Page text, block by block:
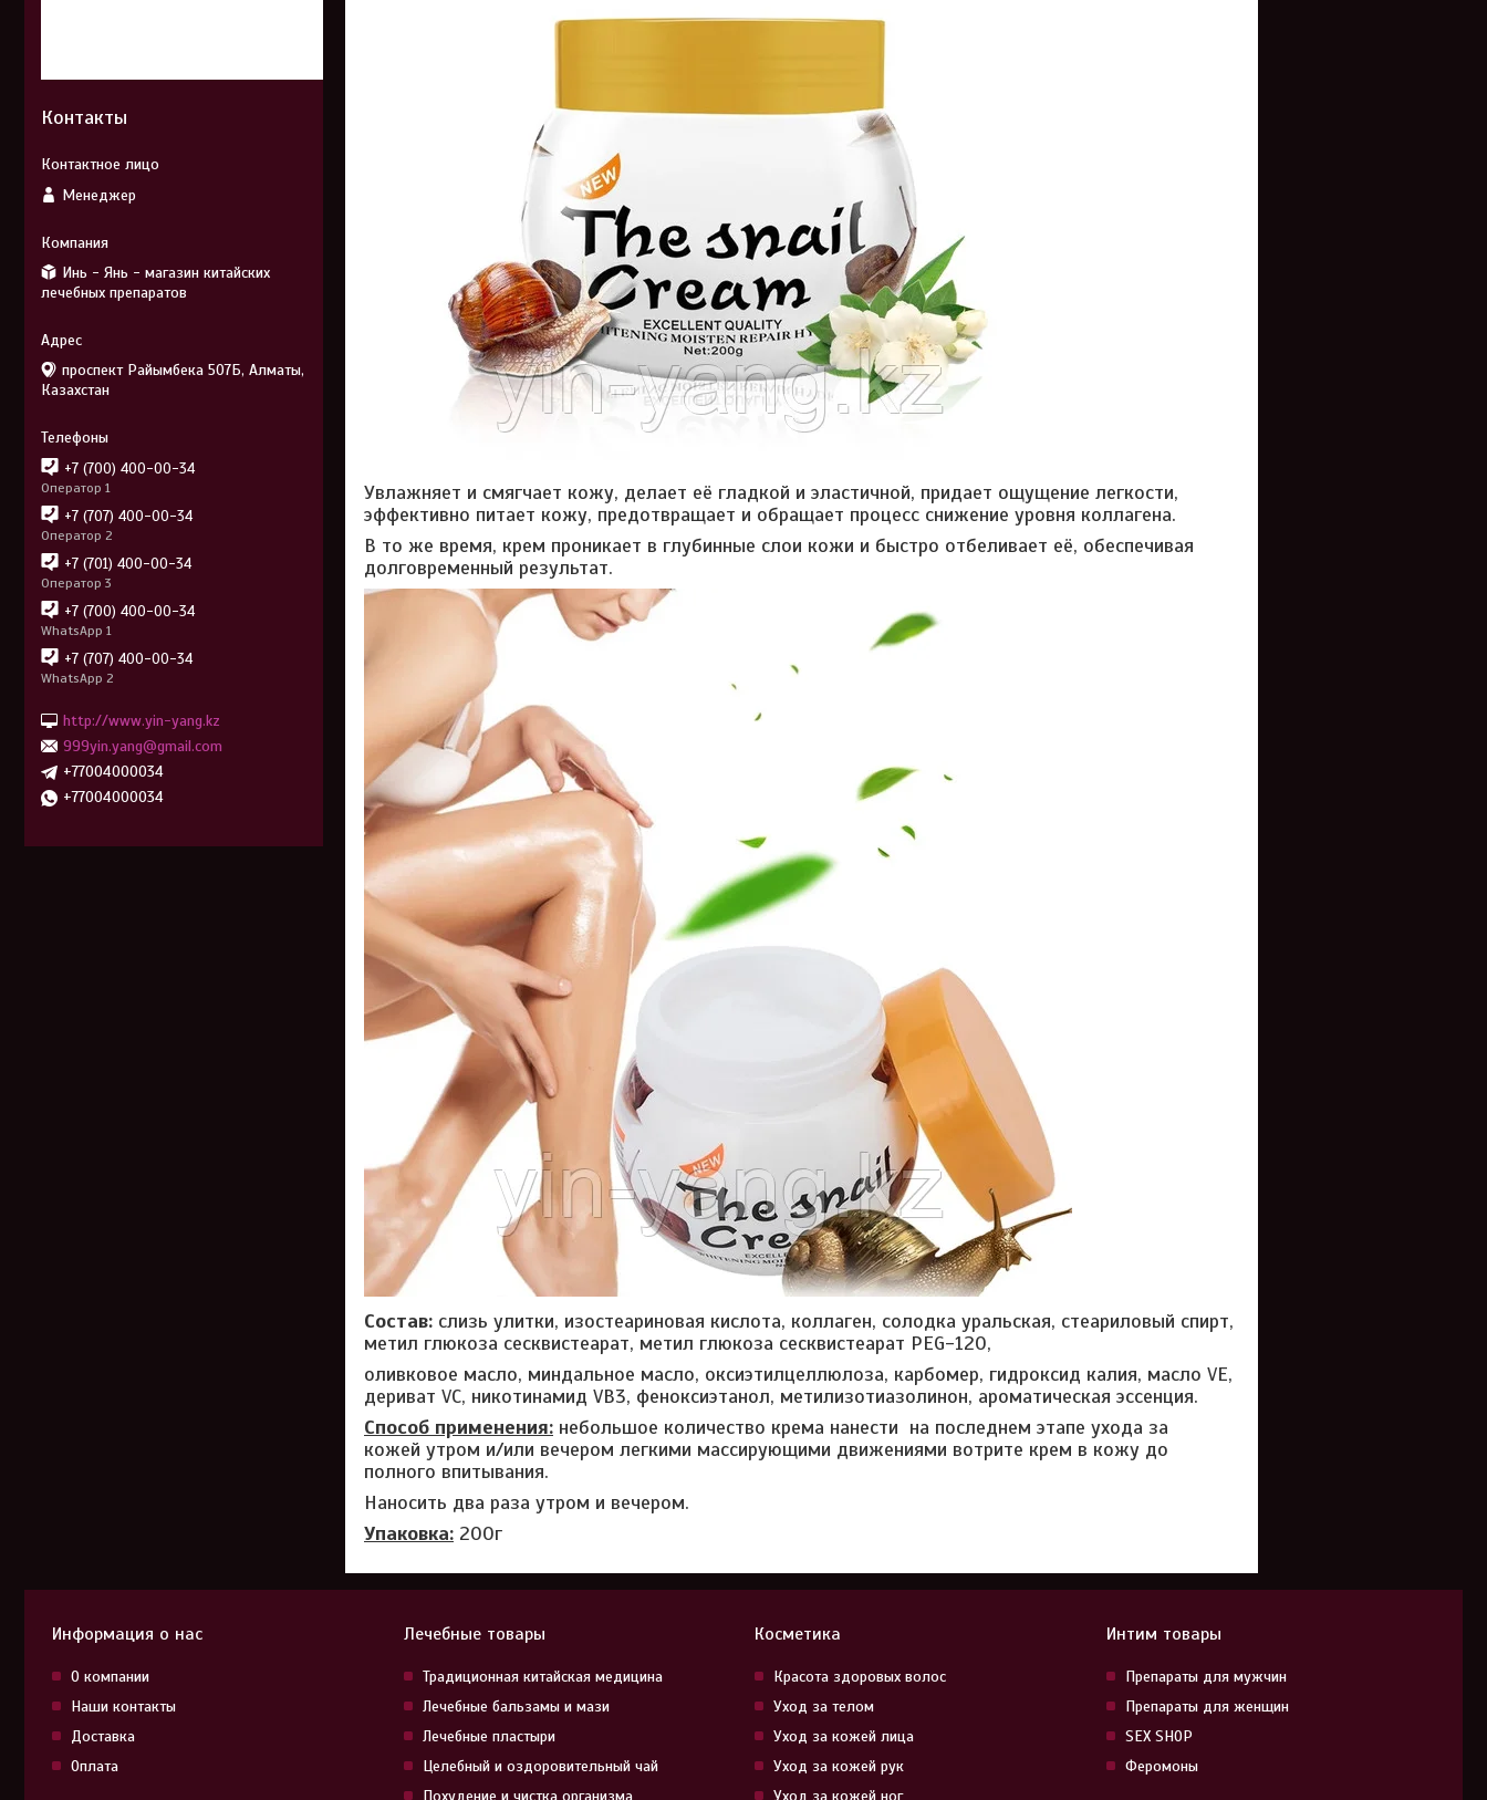
Увлажняет и смягчает кожу, делает её гладкой и эластичной, придает ощущение легкости,
эффективно питает кожу, предотвращает и обращает процесс снижение уровня коллагена.
В то же время, крем проникает в глубинные слои кожи и быстро отбеливает её, обеспечивая
долговременный результат.
Состав: слизь улитки, изостеариновая кислота, коллаген, солодка уральская, стеариловый спирт,
метил глюкоза сесквистеарат, метил глюкоза сесквистеарат PEG-120,
оливковое масло, миндальное масло, оксиэтилцеллюлоза, карбомер, гидроксид калия, масло VE,
дериват VC, никотинамид VB3, феноксиэтанол, метилизотиазолинон, ароматическая эссенция.
Способ применения: небольшое количество крема нанести на последнем этапе ухода за
кожей утром и/или вечером легкими массирующими движениями вотрите крем в кожу до
полного впитывания.
Наносить два раза утром и вечером.
Упаковка: 200г
Контакты
Менеджер
Инь - Янь - магазин китайских
лечебных препаратов
проспект Райымбека 507Б, Алматы,
Казахстан
+7 (700) 400-00-34
Оператор 1
+7 (707) 400-00-34
Оператор 2
+7 (701) 400-00-34
Оператор 3
+7 (700) 400-00-34
WhatsApp 1
+7 (707) 400-00-34
WhatsApp 2
http://www.yin-yang.kz
999yin.yang@gmail.com
+77004000034
+77004000034
Информация о нас
О компании
Наши контакты
Доставка
Оплата
Лечебные товары
Традиционная китайская медицина
Лечебные бальзамы и мази
Лечебные пластыри
Целебный и оздоровительный чай
Похудение и чистка организма
Косметика
Красота здоровых волос
Уход за телом
Уход за кожей лица
Уход за кожей рук
Уход за кожей ног
Интим товары
Препараты для мужчин
Препараты для женщин
SEX SHOP
Феромоны